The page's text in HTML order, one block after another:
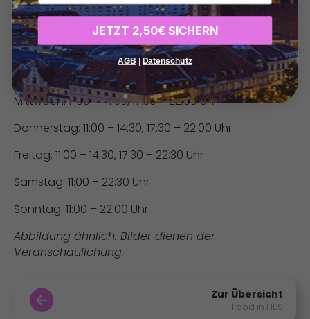
Öffnungszeiten:
Montag: 11:00 – 14:30, 17:30 – 22:00 Uhr
Dienstag: 11:00 – 14:30, 17:30 – 22:00 Uhr
Mittwoch: 11:00 – 14:30, 17:30 – 22:00 Uhr
Donnerstag: 11:00 – 14:30, 17:30 – 22:00 Uhr
Freitag: 11:00 – 14:30, 17:30 – 22:30 Uhr
Samstag: 11:00 – 22:30 Uhr
Sonntag: 11:00 – 22:00 Uhr
Abbildung ähnlich. Bilder dienen der
Veranschaulichung.
Zur Übersicht
Food in HES
JETZT 2,50€ SICHERN
AGB| Datenschutz